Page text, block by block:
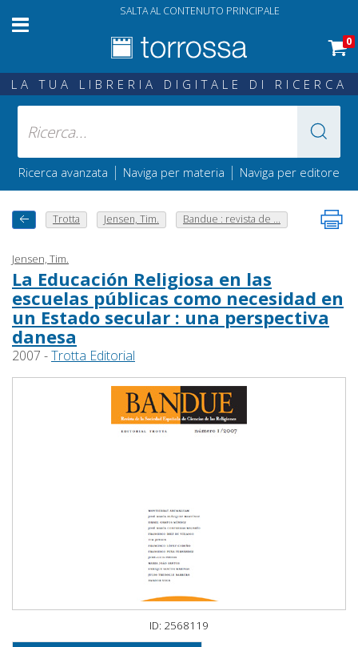
SALTA AL CONTENUTO PRINCIPALE
0
LA TUA LIBRERIA DIGITALE DI RICERCA
Ricerca avanzata | Naviga per materia | Naviga per editore
Trotta Jensen, Tim. Bandue : revista de ...
Jensen, Tim.
La Educación Religiosa en las
escuelas públicas como necesidad en
un Estado secular : una perspectiva
danesa
2007 -Trotta Editorial
ID: 2568119